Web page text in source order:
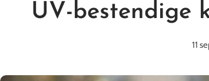
UV-bestendige
11